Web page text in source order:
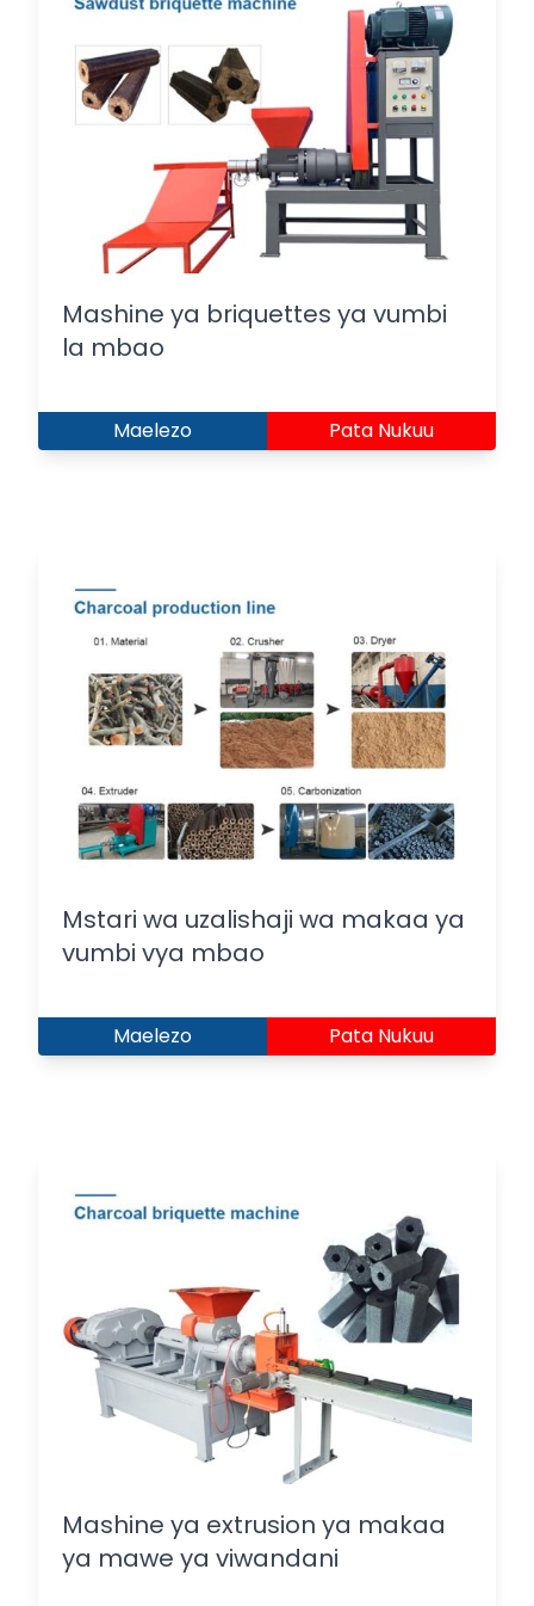
Mashine ya briquettes ya vumbi
la mbao
Maelezo Pata Nukuu
Mstari wa uzalishaji wa makaa ya
vumbi vya mbao
Maelezo Pata Nukuu
Mashine ya extrusion ya makaa
ya mawe ya viwandani